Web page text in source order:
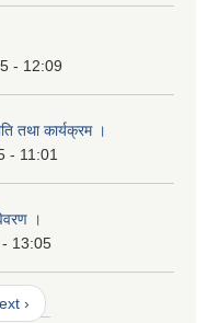
- 12:09
तथा कार्यक्रम ।
- 11:01
।
13:05
›